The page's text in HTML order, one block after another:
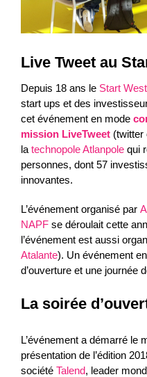
Live Tweet au
Depuis 18 ans le Start West
start ups et des
cet événement en mode
mission LiveTweet (twitter
la technopole Atlanpole qui
personnes, dont 57
innovantes.
L’événement organisé par
NAPF se déroulait cette
l’événement est aussi
Atalante). Un événement
d’ouverture et une journée
La soirée
L’événement a démarré le
présentation de l’édition
société Talend, leader